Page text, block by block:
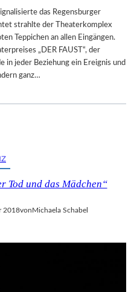
das Regensburger
strahlte der Theaterkomplex
Teppichen an allen Eingängen.
„DER FAUST“, der
in jeder Beziehung ein Ereignis und
ganz…
Tod und das Mädchen“
2018vonMichaela Schabel